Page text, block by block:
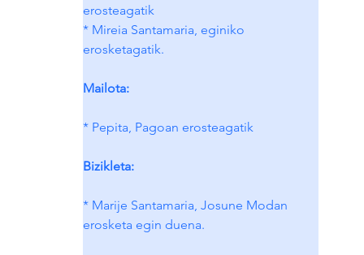
erosteagatik
* Mireia Santamaria, eginiko
erosketagatik.
Mailota:
* Pepita, Pagoan erosteagatik
Bizikleta:
* Marije Santamaria, Josune Modan
erosketa egin duena.